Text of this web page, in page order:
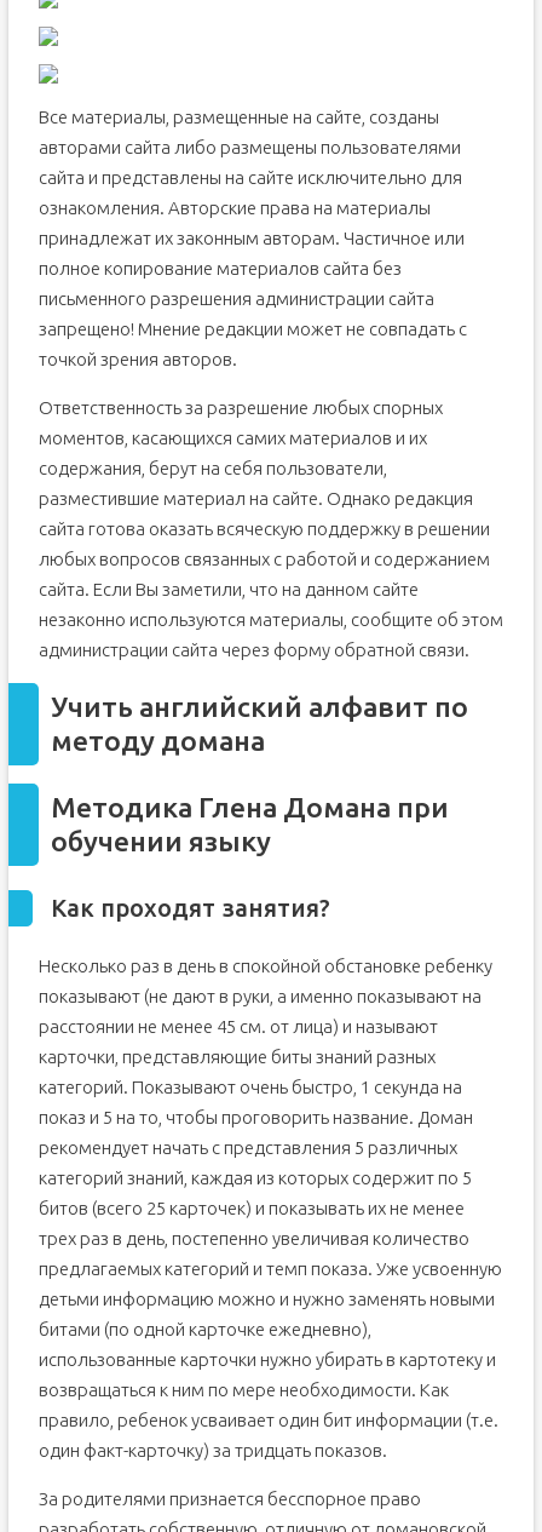
Все материалы, размещенные на сайте, созданы
авторами сайта либо размещены пользователями
сайта и представлены на сайте исключительно для
ознакомления. Авторские права на материалы
принадлежат их законным авторам. Частичное или
полное копирование материалов сайта без
письменного разрешения администрации сайта
запрещено! Мнение редакции может не совпадать с
точкой зрения авторов.
Ответственность за разрешение любых спорных
моментов, касающихся самих материалов и их
содержания, берут на себя пользователи,
разместившие материал на сайте. Однако редакция
сайта готова оказать всяческую поддержку в решении
любых вопросов связанных с работой и содержанием
сайта. Если Вы заметили, что на данном сайте
незаконно используются материалы, сообщите об этом
администрации сайта через форму обратной связи.
Учить английский алфавит по
методу домана
Методика Глена Домана при
обучении языку
Как проходят занятия?
Несколько раз в день в спокойной обстановке ребенку
показывают (не дают в руки, а именно показывают на
расстоянии не менее 45 см. от лица) и называют
карточки, представляющие биты знаний разных
категорий. Показывают очень быстро, 1 секунда на
показ и 5 на то, чтобы проговорить название. Доман
рекомендует начать с представления 5 различных
категорий знаний, каждая из которых содержит по 5
битов (всего 25 карточек) и показывать их не менее
трех раз в день, постепенно увеличивая количество
предлагаемых категорий и темп показа. Уже усвоенную
детьми информацию можно и нужно заменять новыми
битами (по одной карточке ежедневно),
использованные карточки нужно убирать в картотеку и
возвращаться к ним по мере необходимости. Как
правило, ребенок усваивает один бит информации (т.е.
один факт-карточку) за тридцать показов.
За родителями признается бесспорное право